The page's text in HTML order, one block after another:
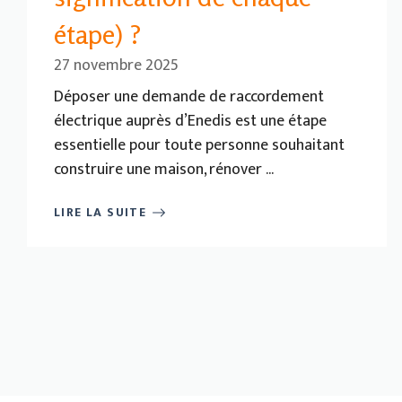
étape) ?
27 novembre 2025
Déposer une demande de raccordement
électrique auprès d’Enedis est une étape
essentielle pour toute personne souhaitant
construire une maison, rénover ...
LIRE LA SUITE